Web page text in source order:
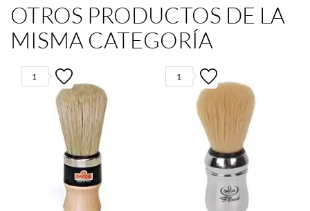
OTROS PRODUCTOS DE LA
MISMA CATEGORÍA
1 1